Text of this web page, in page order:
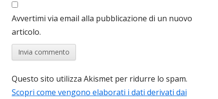
Avvertimi via email alla pubblicazione di un nuovo
articolo.
Questo sito utilizza Akismet per ridurre lo spam.
Scopri come vengono elaborati i dati derivati dai